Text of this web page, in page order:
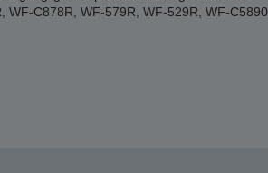
C878R, WF-579R, WF-529R, WF-C5890,